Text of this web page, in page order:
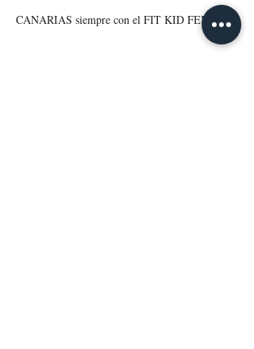
CANARIAS siempre con el FIT KID FEBD